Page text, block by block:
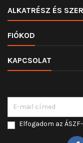
ALKATRÉSZ ÉS
FIÓKOD
KAPCSOLAT
Elfogadom az